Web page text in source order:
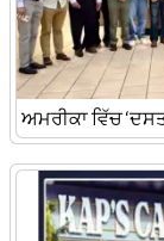
ਅਮਰੀਕਾ ਵਿੱਚ